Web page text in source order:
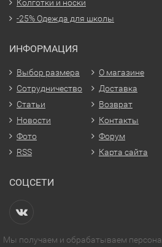
Колготки и носки
-25% Одежда для школы
ИНФОРМАЦИЯ
Выбор размера
Сотрудничество
Статьи
Новости
Фото
RSS
О магазине
Доставка
Возврат
Контакты
Форум
Карта сайта
СОЦСЕТИ
Мы получаем и обрабатываем